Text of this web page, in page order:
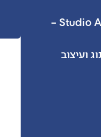
אני אביב, מילואימניק בחטיבת הנגב והבעלים של Studio A.L –
ועיצוב